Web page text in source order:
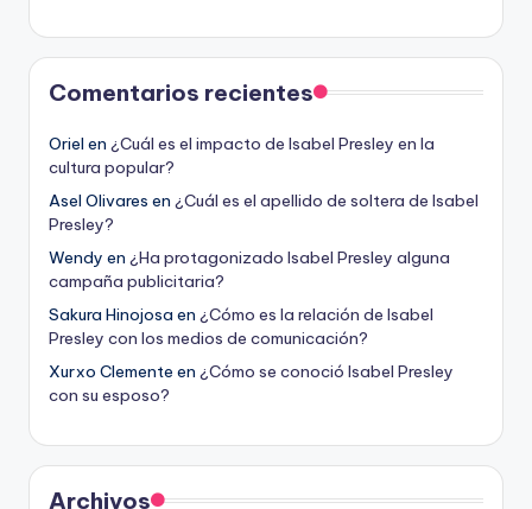
Comentarios recientes
Oriel en ¿Cuál es el impacto de Isabel Presley en la
cultura popular?
Asel Olivares en ¿Cuál es el apellido de soltera de Isabel
Presley?
Wendy en ¿Ha protagonizado Isabel Presley alguna
campaña publicitaria?
Sakura Hinojosa en ¿Cómo es la relación de Isabel
Presley con los medios de comunicación?
Xurxo Clemente en ¿Cómo se conoció Isabel Presley
con su esposo?
Archivos